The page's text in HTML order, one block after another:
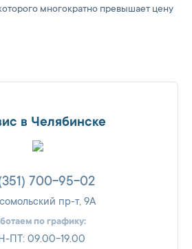
многократно превышает цену
в Челябинске
700-95-02
пр-т, 9А
по графику:
ПТ: 09.00-19.00